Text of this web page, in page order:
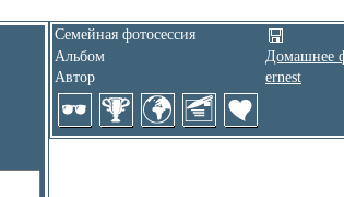
Семейная фотосессия
Альбом
Домашнее
Автор
ernest